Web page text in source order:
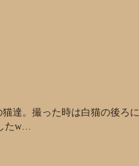
達。撮った時は白猫の後ろに
たw…